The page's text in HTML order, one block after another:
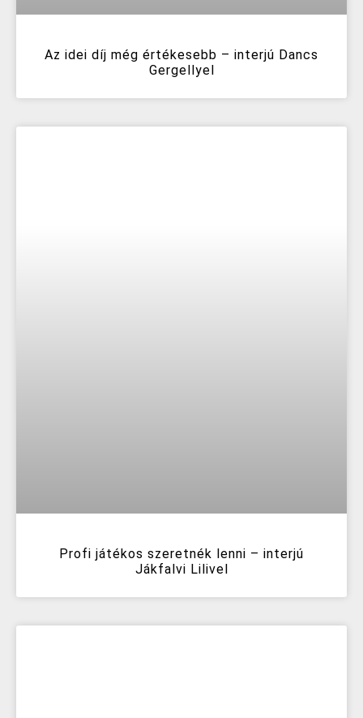
Az idei díj még értékesebb – interjú Dancs
Gergellyel
Profi játékos szeretnék lenni – interjú
Jákfalvi Lilivel